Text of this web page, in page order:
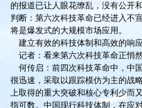
的报道已让人眼花缭乱，没有公开
判断：第六次科技革命已经进入不
将是爆发式的大规模市场应用。
建立有效的科技体制和高效的响
记者：看来第六次科技革命正悄
何传启：前四次科技革命中，中
很迅速，采取以跟踪模仿为主的战
上取得的重大突破和核心专利少而
指可数。中国现行科技体制，在应